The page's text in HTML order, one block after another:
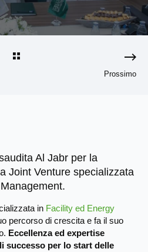
Prossimo
Al Jabr per la
Joint Venture specializzata
in Facility ed Energy
percorso di crescita e fa il suo
Eccellenza ed expertise
successo per lo start delle